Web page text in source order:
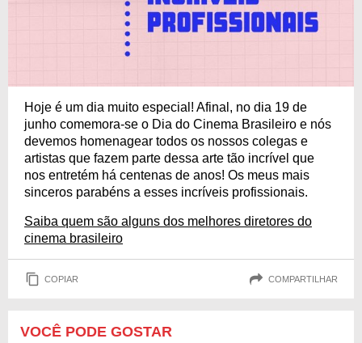
Hoje é um dia muito especial! Afinal, no dia 19 de
junho comemora-se o Dia do Cinema Brasileiro e nós
devemos homenagear todos os nossos colegas e
artistas que fazem parte dessa arte tão incrível que
nos entretém há centenas de anos! Os meus mais
sinceros parabéns a esses incríveis profissionais.
Saiba quem são alguns dos melhores diretores do
cinema brasileiro
COPIAR COMPARTILHAR
VOCÊ PODE GOSTAR